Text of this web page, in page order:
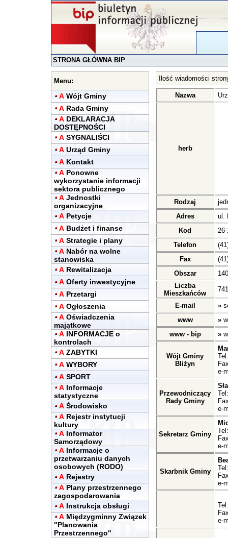
STRONA GŁÓWNA BIP
Menu:
A Wójt Gminy
A Rada Gminy
A DEKLARACJA
DOSTĘPNOŚCI
A SYGNALIŚCI
A Urząd Gminy
A Kontakt
A Ponowne
wykorzystanie informacji
sektora publicznego
A Jednostki
organizacyjne
A Petycje
A Budżet i finanse
A Strategie i plany
A Nabór na wolne
stanowiska
A Rewitalizacja
A Oferty inwestycyjne
A Przetargi
A Ogłoszenia
A Oświadczenia
majątkowe
A INFORMACJE o
kontrolach
A ZABYTKI
A WYBORY
A SPORT
A Informacje
statystyczne
A Środowisko
A Rejestr instytucji
kultury
A Informator
Samorządowy
A Informacje o
przetwarzaniu danych
osobowych (RODO)
A Rejestry
A Plany przestrzennego
zagospodarowania
A Instrukcja obsługi
A Międzygminny Związek
"Planowania
Przestrzennego"
Ilość wiadomości
Nazwa
herb
Rodzaj
Adres
ul.
Kod
Telefon
Fax
Obszar
Liczba
Mieszkańców
E-mail »
www
»
www - bip
»
Wójt Gminy
Bliżyn
e-
Przewodniczący
Rady Gminy
e-
Sekretarz Gminy
e-
Skarbnik Gminy
e-
Tel:
e-